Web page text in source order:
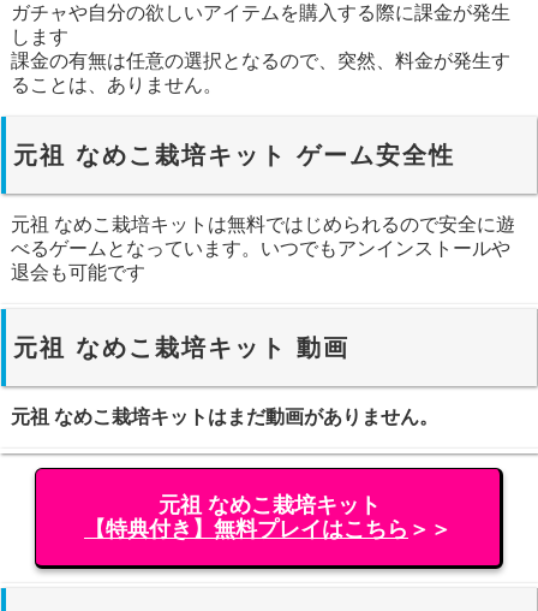
ガチャや自分の欲しいアイテムを購入する際に課金が発生
します
課金の有無は任意の選択となるので、突然、料金が発生す
ることは、ありません。
元祖 なめこ栽培キット ゲーム安全性
元祖 なめこ栽培キットは無料ではじめられるので安全に遊
べるゲームとなっています。いつでもアンインストールや
退会も可能です
元祖 なめこ栽培キット 動画
元祖 なめこ栽培キットはまだ動画がありません。
元祖 なめこ栽培キット
【特典付き】無料プレイはこちら ＞＞